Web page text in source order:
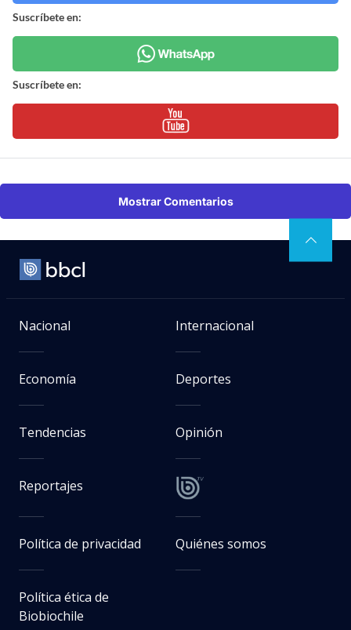
Suscríbete en:
Suscríbete en:
Mostrar Comentarios
Nacional Internacional
Economía Deportes
Tendencias Opinión
Reportajes
Política de privacidad Quiénes somos
Política ética de
Biobiochile